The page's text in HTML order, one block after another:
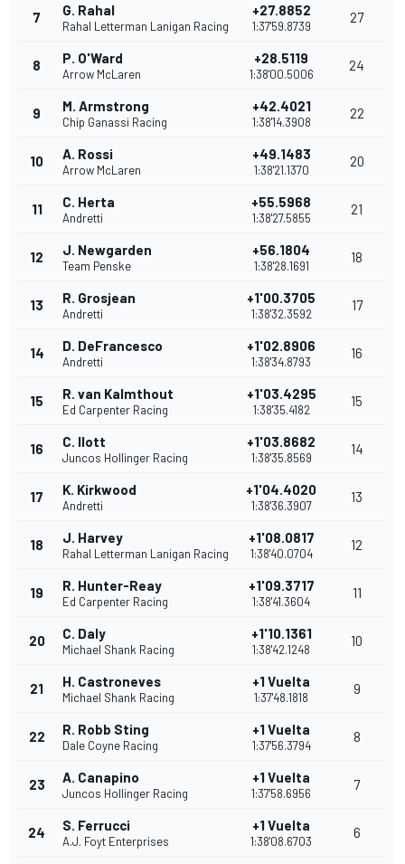
7 G. Rahal
Rahal Letterman Lanigan Racing
+27.8852
1:37'59.8739
27
8 P. O'Ward
Arrow McLaren
+28.5119
1:38'00.5006
24
9 M. Armstrong
Chip Ganassi Racing
+42.4021
1:38'14.3908
22
10 A. Rossi
Arrow McLaren
+49.1483
1:38'21.1370
20
11 C. Herta
Andretti
+55.5968
1:38'27.5855
21
12 J. Newgarden
Team Penske
+56.1804
1:38'28.1691
18
13 R. Grosjean
Andretti
+1'00.3705
1:38'32.3592
17
14 D. DeFrancesco
Andretti
+1'02.8906
1:38'34.8793
16
15 R. van Kalmthout
Ed Carpenter Racing
+1'03.4295
1:38'35.4182
15
16 C. Ilott
Juncos Hollinger Racing
+1'03.8682
1:38'35.8569
14
17 K. Kirkwood
Andretti
+1'04.4020
1:38'36.3907
13
18 J. Harvey
Rahal Letterman Lanigan Racing
+1'08.0817
1:38'40.0704
12
19 R. Hunter-Reay
Ed Carpenter Racing
+1'09.3717
1:38'41.3604
11
20 C. Daly
Michael Shank Racing
+1'10.1361
1:38'42.1248
10
21 H. Castroneves
Michael Shank Racing
+1 Vuelta
1:37'48.1818
9
22 R. Robb Sting
Dale Coyne Racing
+1 Vuelta
1:37'56.3794
8
23 A. Canapino
Juncos Hollinger Racing
+1 Vuelta
1:37'58.6956
7
24 S. Ferrucci
A.J. Foyt Enterprises
+1 Vuelta
1:38'08.6703
6